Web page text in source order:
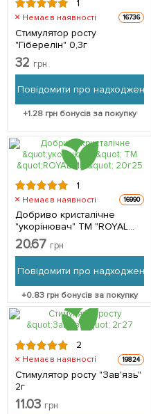
1
Немає в наявності 16736
Стимулятор росту
"Гіберелін" 0,3г
32 грн
Повідомити про надходження
+1.28 грн бонусів за покупку
1
Немає в наявності 16990
Добриво кристалічне
"укорінювач" ТМ "ROYAL
MIX" 20г
20.67 грн
Повідомити про надходження
+0.83 грн бонусів за покупку
2
Немає в наявності 19824
Стимулятор росту "Зав'язь"
2г
11.03 грн